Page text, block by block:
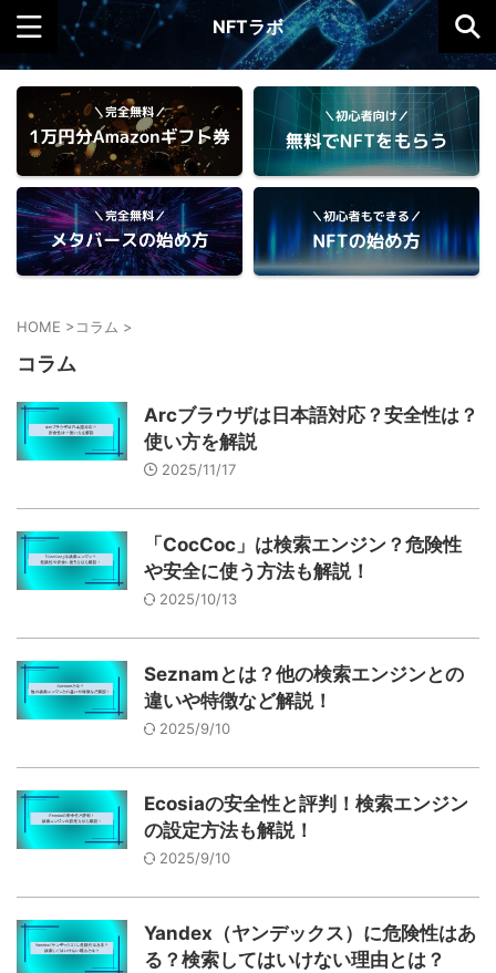
NFTラボ
HOME >コラム >
コラム
Arcブラウザは日本語対応？安全性は？
使い方を解説
2025/11/17
「CocCoc」は検索エンジン？危険性
や安全に使う方法も解説！
2025/10/13
Seznamとは？他の検索エンジンとの
違いや特徴など解説！
2025/9/10
Ecosiaの安全性と評判！検索エンジン
の設定方法も解説！
2025/9/10
Yandex（ヤンデックス）に危険性はあ
る？検索してはいけない理由とは？